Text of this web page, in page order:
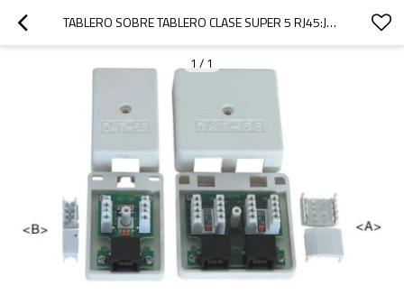
TABLERO SOBRE TABLERO CLASE SUPER 5 RJ45:JC-2109
1 / 1